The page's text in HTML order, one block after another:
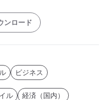
ンロード
ビジネス
ル 経済（国内）